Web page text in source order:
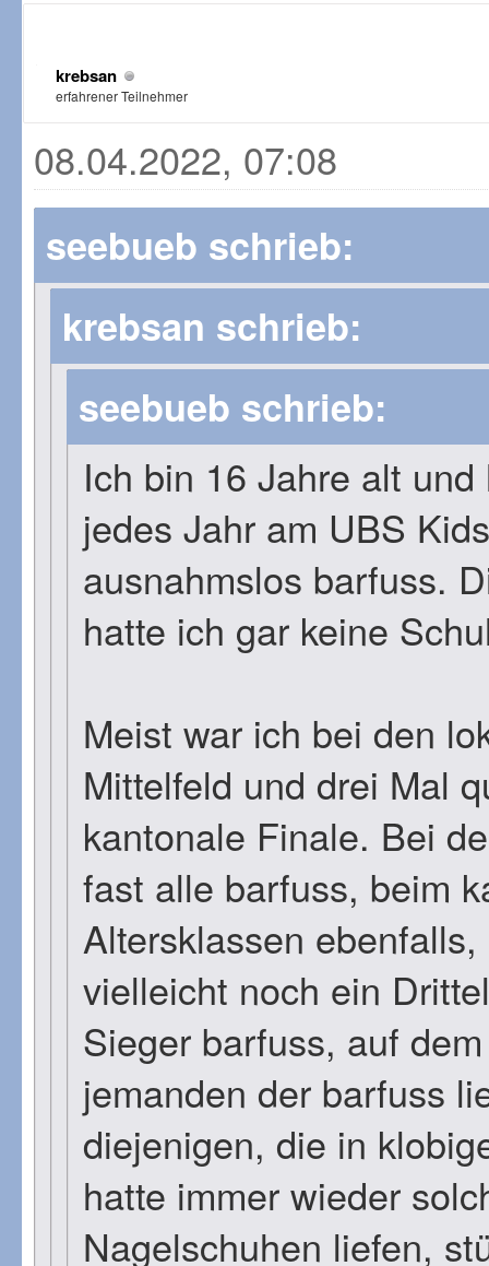
krebsan
erfahrener Teilnehmer
08.04.2022, 07:08
seebueb schrieb:
krebsan schrieb:
seebueb schrieb:
Ich bin 16 Jahre alt
jedes Jahr am UBS
ausnahmslos barfuss.
hatte ich gar keine
Meist war ich bei den
Mittelfeld und drei Mal
kantonale Finale. Bei
fast alle barfuss, beim
Altersklassen
vielleicht noch ein
Sieger barfuss, auf
jemanden der barfuss
diejenigen, die in
hatte immer wieder
Nagelschuhen liefen,